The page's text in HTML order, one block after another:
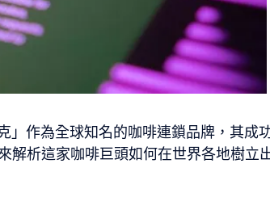
」作為全球知名的咖啡連鎖品牌，其
解析這家咖啡巨頭如何在世界各地樹立